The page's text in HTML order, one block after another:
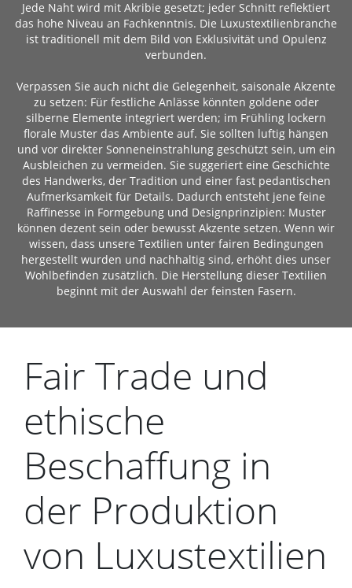
Jede Naht wird mit Akribie gesetzt; jeder Schnitt reflektiert
das hohe Niveau an Fachkenntnis. Die Luxustextilienbranche
ist traditionell mit dem Bild von Exklusivität und Opulenz
verbunden.
Verpassen Sie auch nicht die Gelegenheit, saisonale Akzente
zu setzen: Für festliche Anlässe könnten goldene oder
silberne Elemente integriert werden; im Frühling lockern
florale Muster das Ambiente auf. Sie sollten luftig hängen
und vor direkter Sonneneinstrahlung geschützt sein, um ein
Ausbleichen zu vermeiden. Sie suggeriert eine Geschichte
des Handwerks, der Tradition und einer fast pedantischen
Aufmerksamkeit für Details. Dadurch entsteht jene feine
Raffinesse in Formgebung und Designprinzipien: Muster
können dezent sein oder bewusst Akzente setzen. Wenn wir
wissen, dass unsere Textilien unter fairen Bedingungen
hergestellt wurden und nachhaltig sind, erhöht dies unser
Wohlbefinden zusätzlich. Die Herstellung dieser Textilien
beginnt mit der Auswahl der feinsten Fasern.
Fair Trade und
ethische
Beschaffung in
der Produktion
von Luxustextilien